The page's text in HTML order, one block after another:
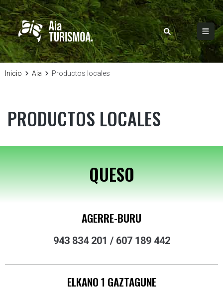
Inicio Aia Productos locales
PRODUCTOS LOCALES
QUESO
AGERRE-BURU
943 834 201 / 607 189 442
ELKANO 1 GAZTAGUNE